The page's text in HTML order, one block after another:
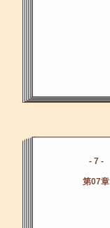
- 7 -
第07章